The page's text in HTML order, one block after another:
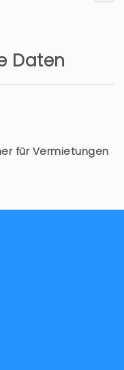
belle vue .Le
cheveux
Daten
für Vermietungen